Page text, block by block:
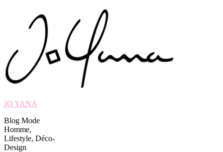
JO YANA
Blog Mode
Homme,
Lifestyle, Déco-
Design